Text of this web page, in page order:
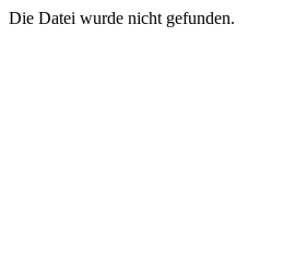
Die Datei wurde nicht gefunden.